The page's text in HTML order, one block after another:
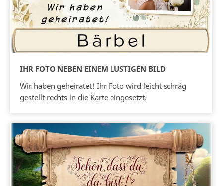
IHR FOTO NEBEN EINEM LUSTIGEN BILD
Wir haben geheiratet! Ihr Foto wird leicht schräg
gestellt rechts in die Karte eingesetzt.